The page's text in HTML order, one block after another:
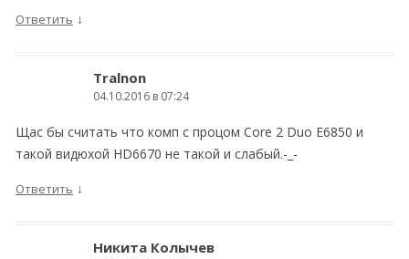
Ответить ↓
Tralnon
04.10.2016 в 07:24
Щас бы считать что комп с процом Core 2 Duo E6850 и
такой видюхой HD6670 не такой и слабый.-_-
Ответить ↓
Никита Колычев